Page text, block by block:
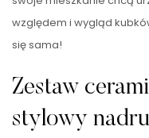
względem i wygląd
się sama!
Zestaw
stylowy